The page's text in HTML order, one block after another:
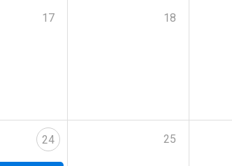
17 18
24 25